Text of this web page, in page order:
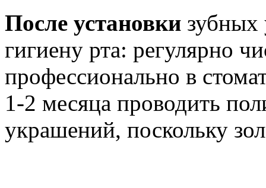
После установки зубных
гигиену рта: регулярно
профессионально в
1-2 месяца проводить
украшений, поскольку